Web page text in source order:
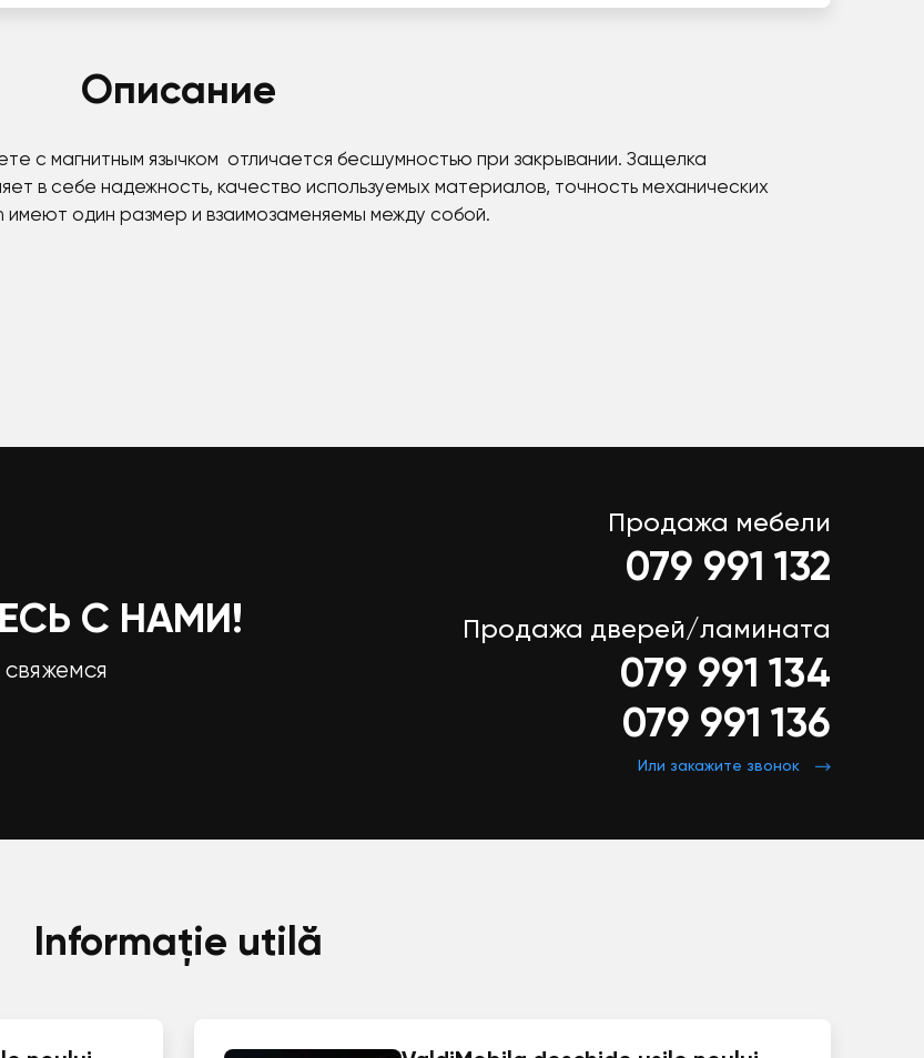
Описание
с магнитным язычком отличается бесшумностью при закрывании. Защелка
в себе надежность, качество используемых материалов, точность механических
один размер и взаимозаменяемы между собой.
С НАМИ!
Продажа мебели
079 991 132
Продажа дверей/ламината
079 991 134
079 991 136
Или закажите звонок
Informație utilă